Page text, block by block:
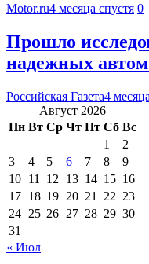
Motor.ru4 месяца спустя 0
Прошло
надежных
Российская Газета4
Август 2026
Пн Вт Ср Чт Пт Сб Вс
1
2
3
4 5 6 7 8
9
10 11 12 13 14 15 16
17 18 19 20 21 22 23
24 25 26 27 28 29 30
31
« Июл